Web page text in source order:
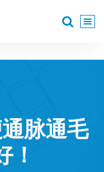
脉通毛
！